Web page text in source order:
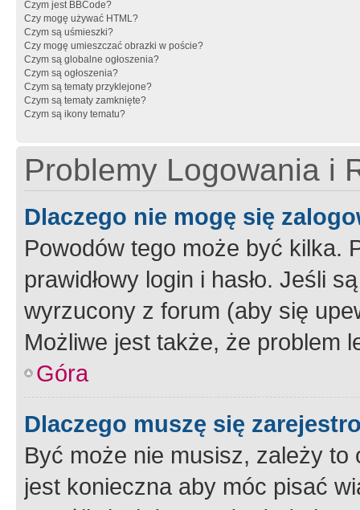
Czym jest BBCode?
Czy mogę używać HTML?
Czym są uśmieszki?
Czy mogę umieszczać obrazki w poście?
Czym są globalne ogłoszenia?
Czym są ogłoszenia?
Czym są tematy przyklejone?
Czym są tematy zamknięte?
Czym są ikony tematu?
Problemy Logowania i
Dlaczego nie mogę się
Powodów tego może być kilka.
prawidłowy login i hasło. Jeśli
wyrzucony z forum (aby się
Możliwe jest także, że problem
Góra
Dlaczego muszę się
Być może nie musisz, zależy
jest konieczna aby móc pisać